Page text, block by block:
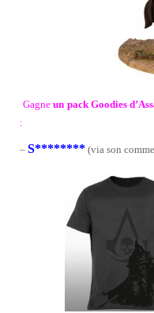
Gagneun pack Goodies
:
– S******** (via son